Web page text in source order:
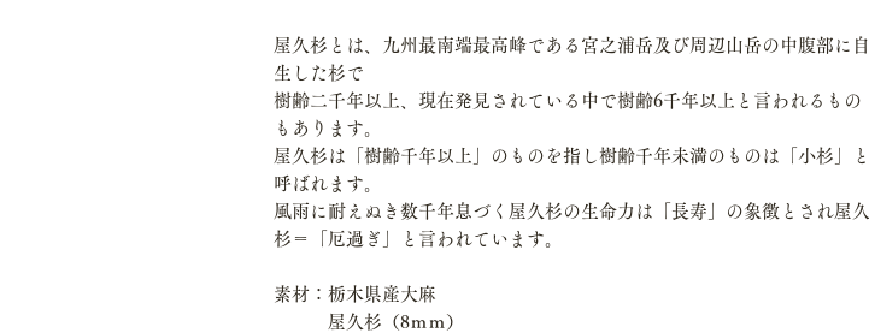
屋久杉とは、九州最南端最高峰である宮之浦岳及び周辺山岳の中腹部に自
生した杉で
樹齢二千年以上、現在発見されている中で樹齢6千年以上と言われるもの
もあります。
屋久杉は「樹齢千年以上」のものを指し樹齢千年未満のものは「小杉」と
呼ばれます。
風雨に耐えぬき数千年息づく屋久杉の生命力は「長寿」の象徴とされ屋久
杉＝「厄過ぎ」と言われています。
素材：栃木県産大麻
屋久杉（8ｍｍ）